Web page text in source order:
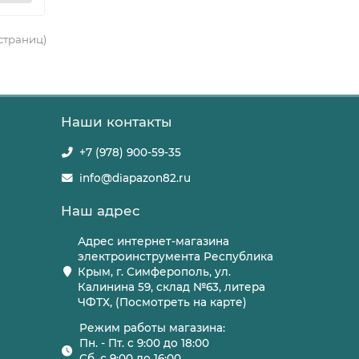
Наши контакты
+7 (978) 900-59-35
info@diapazon82.ru
Наш адрес
Адрес интернет-магазина
электроинструмента Республика
Крым, г. Симферополь, ул.
Калинина 59, склад №63, литера
ЧФТХ, (Посмотреть на карте)
Режим работы магазина:
Пн. - Пт. с 9:00 до 18:00